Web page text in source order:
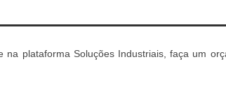
plataforma Soluções Industriais, faça um